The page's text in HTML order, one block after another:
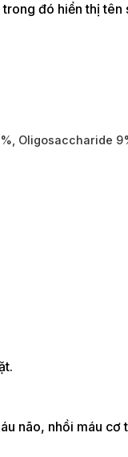
đó hiển thị tên
Oligosaccharide
não, nhồi máu cơ